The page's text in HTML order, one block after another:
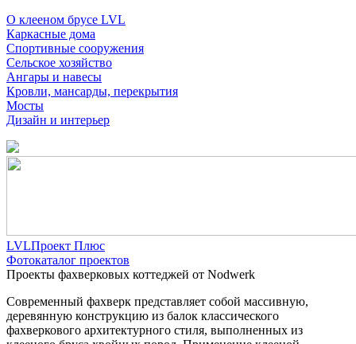
О клееном брусе LVL
Каркасные дома
Спортивные сооружения
Сельское хозяйство
Ангары и навесы
Кровли, мансарды, перекрытия
Мосты
Дизайн и интерьер
LVLПроект Плюс
Фотокаталог проектов
Проекты фахверковых коттеджей от Nodwerk
Современный фахверк представляет собой массивную,
деревянную конструкцию из балок классического
фахверкового архитектурного стиля, выполненных из